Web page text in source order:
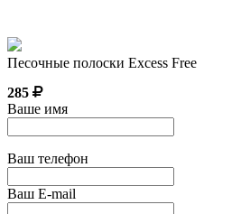
Песочные полоски Excess Free
285
Ваше имя
Ваш телефон
Ваш E-mail